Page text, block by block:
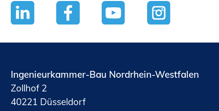
Ingenieurkammer-Bau Nordrhein-Westfalen
Zollhof 2
40221 Düsseldorf